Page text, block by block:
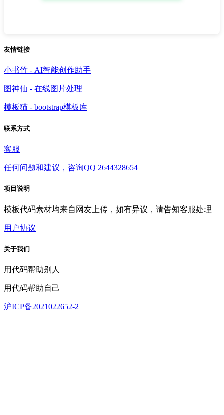
友情链接
小书竹 - AI智能创作助手
图神仙 - 在线图片处理
模板猫 - bootstrap模板库
联系方式
客服
任何问题和建议，咨询QQ 2644328654
项目说明
模板代码素材均来自网友上传，如有异议，请告知客服处理
用户协议
关于我们
用代码帮助别人
用代码帮助自己
沪ICP备2021022652-2